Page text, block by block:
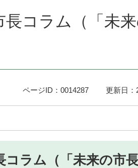
長コラム（「未
ページID：0014287 更新日：
コラム（「未来の市